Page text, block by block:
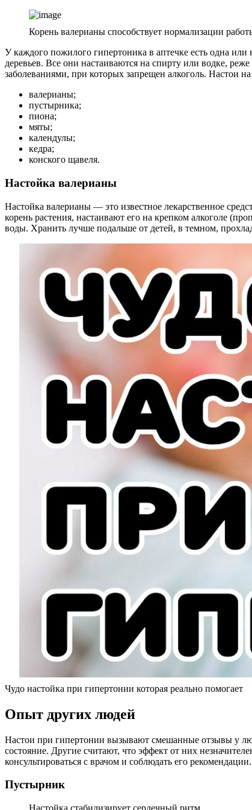
Корень валерианы способствует нормализации
У каждого пожилого гипертоника в аптечке есть одна или
деревьев. Все они настаиваются на спирту или водке,
заболеваниями, при которых запрещен алкоголь. Настои
валерианы;
пустырника;
пиона;
мяты;
календулы;
кедра;
конского щавеля.
Настойка валерианы
Настойка валерианы — это известное лекарственное
корень растения, настаивают его на крепком алкоголе
воды. Хранить лучше подальше от детей, в темном,
Чудо настойка при гипертонии которая реально помогает
Опыт других людей
Настои при гипертонии вызывают смешанные отзывы у
состояние. Другие считают, что эффект от них
консультироваться с врачом и соблюдать его
Пустырник